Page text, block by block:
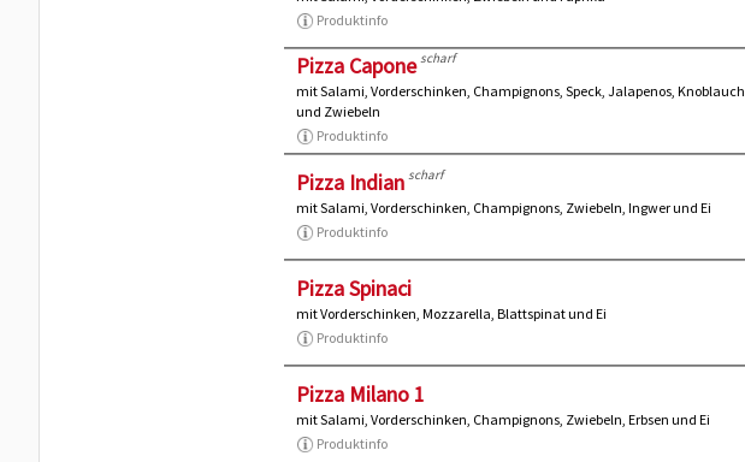
Produktinfo
Pizza Capone scharf
mit Salami, Vorderschinken, Champignons, Speck, Jalapenos, Knoblauch
und Zwiebeln
Produktinfo
Pizza Indian scharf
mit Salami, Vorderschinken, Champignons, Zwiebeln, Ingwer und Ei
Produktinfo
Pizza Spinaci
mit Vorderschinken, Mozzarella, Blattspinat und Ei
Produktinfo
Pizza Milano 1
mit Salami, Vorderschinken, Champignons, Zwiebeln, Erbsen und Ei
Produktinfo